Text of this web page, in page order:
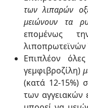
των λιπαρών
μειώνουν τα
επομένως
λιποπρωτεϊνών
Επιπλέον
γεμφιβροζίλη)
(κατά 12-15%)
των αγγειακών